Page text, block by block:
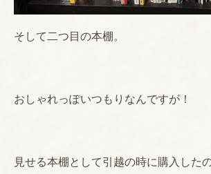
そして二つ目の本棚。
おしゃれっぽいつもりなんですが！
見せる本棚として引越の時に購入した